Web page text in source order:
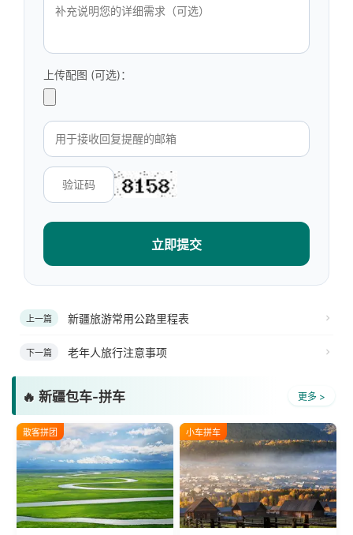
上传配图 (可选)：
立即提交
上一篇 新疆旅游常用公路里程表
下一篇 老年人旅行注意事项
🔥 新疆包车-拼车 更多 >
散客拼团 小车拼车